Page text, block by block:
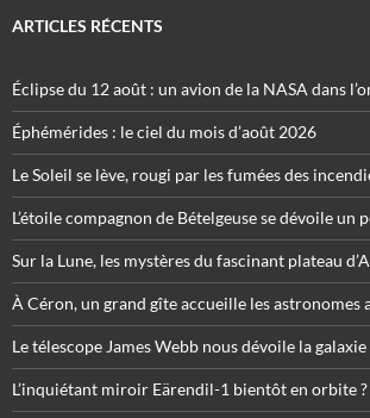
ARTICLES RÉCENTS
Éclipse du 12 août : un avion de la NASA dans
Éphémérides : le ciel du mois d’août 2026
Le Soleil se lève, rougi par les fumées des
L’étoile compagnon de Bételgeuse se dévoile un
Sur la Lune, les mystères du fascinant plateau
À Céron, un grand gîte accueille les astronomes
Le télescope James Webb nous dévoile la
L’inquiétant miroir Eärendil-1 bientôt en orbite ?